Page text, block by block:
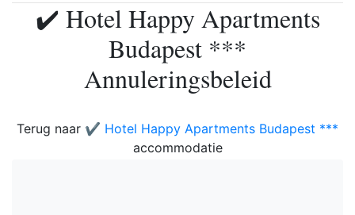
✔️ Hotel Happy Apartments
Budapest ***
Annuleringsbeleid
Terug naar ✔️ Hotel Happy Apartments Budapest ***
accommodatie